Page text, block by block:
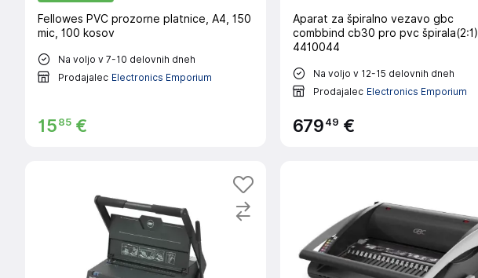
Fellowes PVC prozorne platnice, A4, 150
mic, 100 kosov
Na voljo v 7-10 delovnih dneh
Prodajalec Electronics Emporium
1585 €
Aparat za špiralno vezavo gbc
combbind cb30 pro pvc špirala(2:1)
4410044
Na voljo v 12-15 delovnih dneh
Prodajalec Electronics Emporium
67949 €